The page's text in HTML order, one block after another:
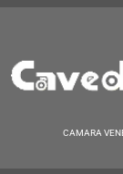
CAMARA